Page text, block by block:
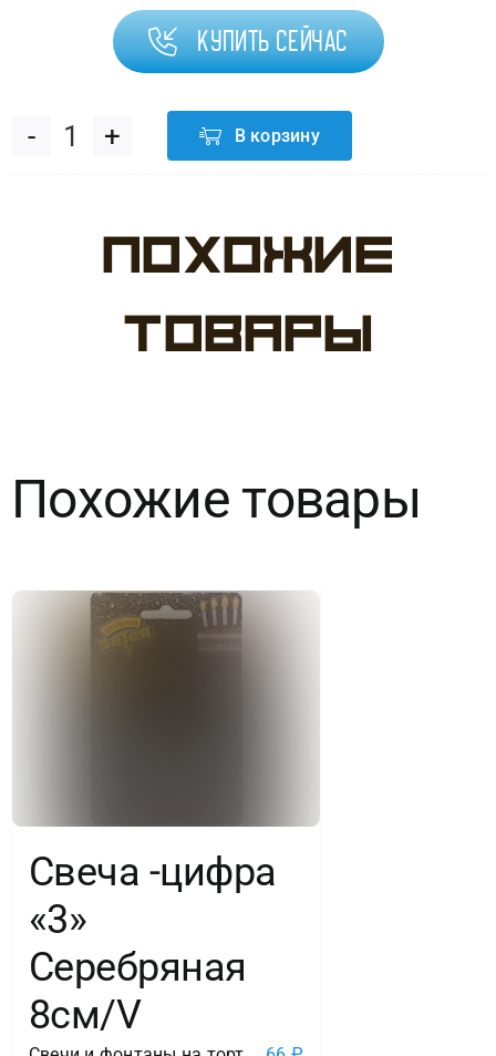
Купить сейчас
Количество
Свеча
7
1
шт.
В корзину
Похожие
товары
Похожие товары
Свеча -цифра
«3»
Серебряная
8см/V